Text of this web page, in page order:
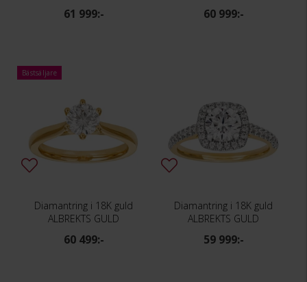
61 999:- 60 999:-
Bästsäljare
Diamantring i 18K guld
ALBREKTS GULD
60 499:-
Diamantring i 18K guld
ALBREKTS GULD
59 999:-